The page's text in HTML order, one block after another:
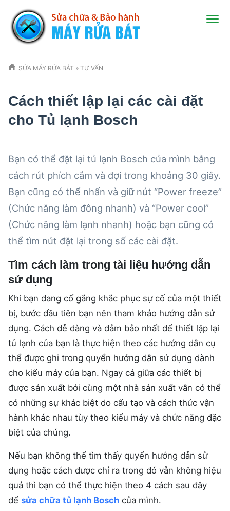
SỬA MÁY RỬA BÁT » TƯ VẤN
Cách thiết lập lại các cài đặt
cho Tủ lạnh Bosch
Bạn có thể đặt lại tủ lạnh Bosch của mình bằng
cách rút phích cắm và đợi trong khoảng 30 giây.
Bạn cũng có thể nhấn và giữ nút “Power freeze”
(Chức năng làm đông nhanh) và “Power cool”
(Chức năng làm lạnh nhanh) hoặc bạn cũng có
thể tìm nút đặt lại trong số các cài đặt.
Tìm cách làm trong tài liệu hướng dẫn
sử dụng
Khi bạn đang cố gắng khắc phục sự cố của một thiết
bị, bước đầu tiên bạn nên tham khảo hướng dẫn sử
dụng. Cách dễ dàng và đảm bảo nhất để thiết lập lại
tủ lạnh của bạn là thực hiện theo các hướng dẫn cụ
thể được ghi trong quyển hướng dẫn sử dụng dành
cho kiểu máy của bạn. Ngay cả giữa các thiết bị
được sản xuất bởi cùng một nhà sản xuất vẫn có thể
có những sự khác biệt do cấu tạo và cách thức vận
hành khác nhau tùy theo kiểu máy và chức năng đặc
biệt của chúng.
Nếu bạn không thể tìm thấy quyển hướng dẫn sử
dụng hoặc cách được chỉ ra trong đó vẫn không hiệu
quả thì bạn có thể thực hiện theo 4 cách sau đây
để sửa chữa tủ lạnh Bosch của mình.